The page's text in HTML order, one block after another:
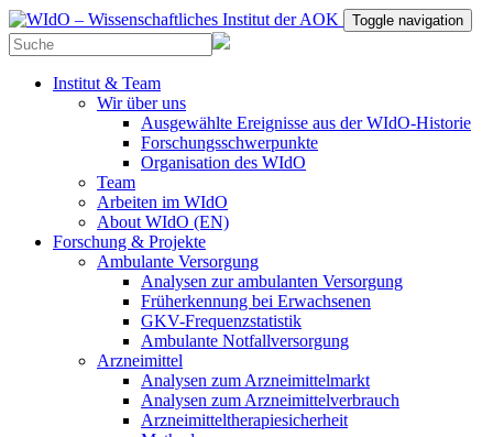
Toggle navigation
Institut & Team
Wir über uns
Ausgewählte Ereignisse aus der WIdO-Historie
Forschungsschwerpunkte
Organisation des WIdO
Team
Arbeiten im WIdO
About WIdO (EN)
Forschung & Projekte
Ambulante Versorgung
Analysen zur ambulanten Versorgung
Früherkennung bei Erwachsenen
GKV-Frequenzstatistik
Ambulante Notfallversorgung
Arzneimittel
Analysen zum Arzneimittelmarkt
Analysen zum Arzneimittelverbrauch
Arzneimitteltherapiesicherheit